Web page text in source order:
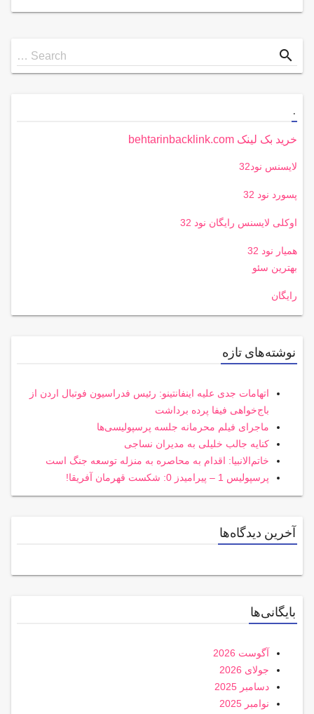
Search
for
Search … search
.
خرید بک لینک behtarinbacklink.com
لایسنس نود32
پسورد نود 32
اوکلی لایسنس رایگان نود 32
همیار نود 32
بهترین سئو
رایگان
نوشته‌های تازه
اتهامات جدی علیه اینفانتینو: رئیس فدراسیون فوتبال اردن از
باج‌خواهی فیفا پرده برداشت
ماجرای فیلم محرمانه جلسه پرسپولیسی‌ها
کنایه جالب خلیلی به مدیران نساجی
خاتم‌الانبیا: اقدام به محاصره به منزله توسعه جنگ است
پرسپولیس 1 – پیرامیدز 0: شکست قهرمان آفریقا!
آخرین دیدگاه‌ها
بایگانی‌ها
آگوست 2026
جولای 2026
دسامبر 2025
نوامبر 2025